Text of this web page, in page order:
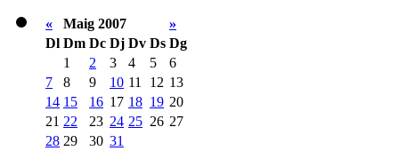
« Maig 2007
»
Dl Dm Dc Dj Dv Ds Dg
1
2 3 4 5
6
7
8 9 10 11 12 13
14 15 16 17 18 19 20
21 22 23 24 25 26 27
28 29 30 31